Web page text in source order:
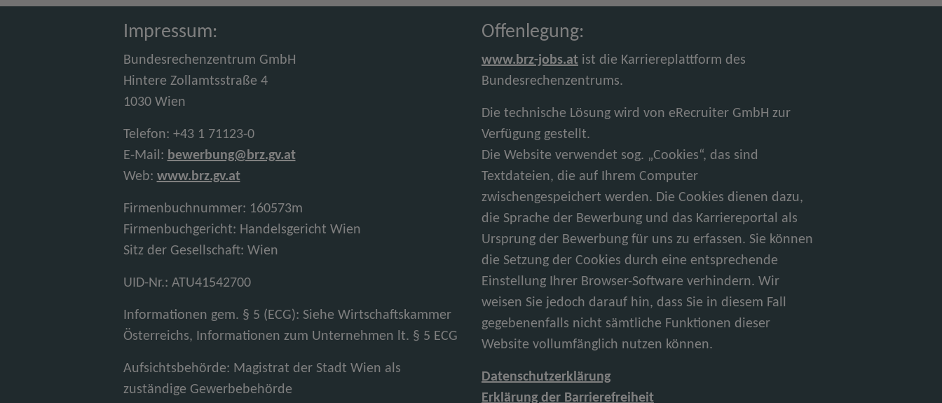
Impressum:
Bundesrechenzentrum GmbH
Hintere Zollamtsstraße 4
1030 Wien
Telefon: +43 1 71123-0
E-Mail: bewerbung@brz.gv.at
Web: www.brz.gv.at
Firmenbuchnummer: 160573m
Firmenbuchgericht: Handelsgericht Wien
Sitz der Gesellschaft: Wien
UID-Nr.: ATU41542700
Informationen gem. § 5 (ECG): Siehe Wirtschaftskammer
Österreichs, Informationen zum Unternehmen lt. § 5 ECG
Aufsichtsbehörde: Magistrat der Stadt Wien als
zuständige Gewerbebehörde
Offenlegung:
www.brz-jobs.at ist die Karriereplattform des
Bundesrechenzentrums.
Die technische Lösung wird von eRecruiter GmbH zur
Verfügung gestellt.
Die Website verwendet sog. „Cookies“, das sind
Textdateien, die auf Ihrem Computer
zwischengespeichert werden. Die Cookies dienen dazu,
die Sprache der Bewerbung und das Karriereportal als
Ursprung der Bewerbung für uns zu erfassen. Sie können
die Setzung der Cookies durch eine entsprechende
Einstellung Ihrer Browser-Software verhindern. Wir
weisen Sie jedoch darauf hin, dass Sie in diesem Fall
gegebenenfalls nicht sämtliche Funktionen dieser
Website vollumfänglich nutzen können.
Datenschutzerklärung
Erklärung der Barrierefreiheit